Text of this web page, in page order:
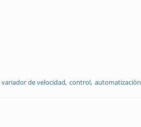
variador de velocidad control automatización